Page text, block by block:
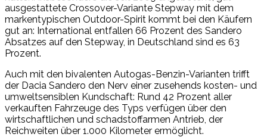
ausgestattete Crossover-Variante Stepway mit dem
markentypischen Outdoor-Spirit kommt bei den Käufern
gut an: International entfallen 66 Prozent des Sandero
Absatzes auf den Stepway, in Deutschland sind es 63
Prozent.
Auch mit den bivalenten Autogas-Benzin-Varianten trifft
der Dacia Sandero den Nerv einer zusehends kosten- und
umweltsensiblen Kundschaft: Rund 42 Prozent aller
verkauften Fahrzeuge des Typs verfügen über den
wirtschaftlichen und schadstoffarmen Antrieb, der
Reichweiten über 1.000 Kilometer ermöglicht.